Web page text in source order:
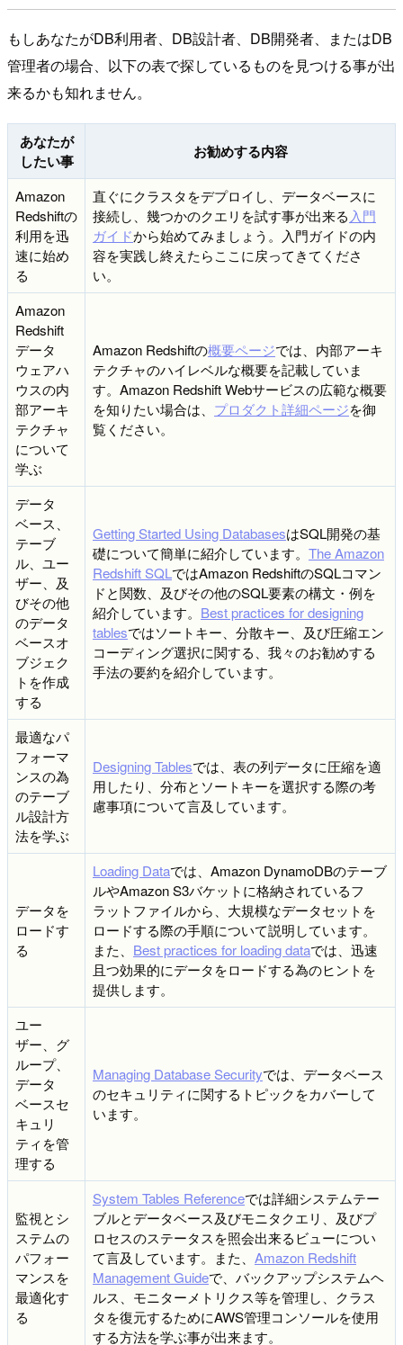
もしあなたがDB利用者、DB設計者、DB開発者、またはDB
管理者の場合、以下の表で探しているものを見つける事が出
来るかも知れません。
あなたが
したい事
お勧めする内容
Amazon
Redshiftの
利用を迅
速に始め
る
直ぐにクラスタをデプロイし、データベースに
接続し、幾つかのクエリを試す事が出来る入門
ガイドから始めてみましょう。入門ガイドの内
容を実践し終えたらここに戻ってきてくださ
い。
Amazon
Redshift
データ
ウェアハ
ウスの内
部アーキ
テクチャ
について
学ぶ
Amazon Redshiftの概要ページでは、内部アーキ
テクチャのハイレベルな概要を記載していま
す。Amazon Redshift Webサービスの広範な概要
を知りたい場合は、 プロダクト詳細ページを御
覧ください。
データ
ベース、
テーブ
ル、ユー
ザー、及
びその他
のデータ
ベースオ
ブジェク
トを作成
する
Getting Started Using DatabasesはSQL開発の基
礎について簡単に紹介しています。 The Amazon
Redshift SQLではAmazon RedshiftのSQLコマン
ドと関数、及びその他のSQL要素の構文・例を
紹介しています。 Best practices for designing
tablesではソートキー、分散キー、及び圧縮エン
コーディング選択に関する、我々のお勧めする
手法の要約を紹介しています。
最適なパ
フォーマ
ンスの為
のテーブ
ル設計方
法を学ぶ
Designing Tablesでは、表の列データに圧縮を適
用したり、分布とソートキーを選択する際の考
慮事項について言及しています。
データを
ロードす
る
Loading Dataでは、Amazon DynamoDBのテーブ
ルやAmazon S3バケットに格納されているフ
ラットファイルから、大規模なデータセットを
ロードする際の手順について説明しています。
また、 Best practices for loading dataでは、迅速
且つ効果的にデータをロードする為のヒントを
提供します。
ユー
ザー、グ
ループ、
データ
ベースセ
キュリ
ティを管
理する
Managing Database Securityでは、データベース
のセキュリティに関するトピックをカバーして
います。
監視とシ
ステムの
パフォー
マンスを
最適化す
る
System Tables Referenceでは詳細システムテー
ブルとデータベース及びモニタクエリ、及びプ
ロセスのステータスを照会出来るビューについ
て言及しています。また、 Amazon Redshift
Management Guideで、バックアップシステムヘ
ルス、モニターメトリクス等を管理し、クラス
タを復元するためにAWS管理コンソールを使用
する方法を学ぶ事が出来ます。